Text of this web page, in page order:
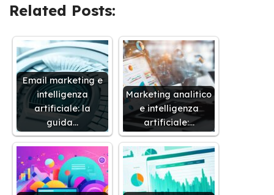
Related Posts:
Email marketing e
intelligenza
artificiale: la
guida…
Marketing analitico
e intelligenza
artificiale:…